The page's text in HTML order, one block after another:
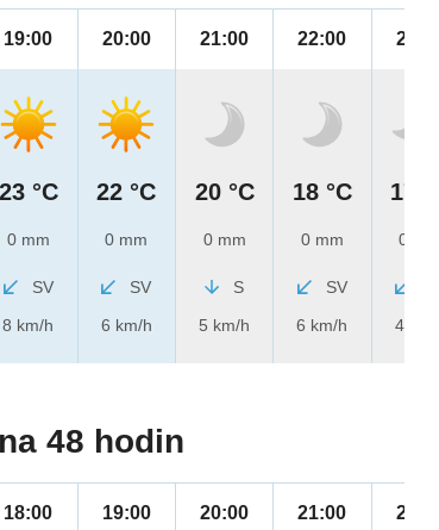
19:00
23 °C
0 mm
SV
8 km/h
20:00
22 °C
0 mm
SV
6 km/h
21:00
20 °C
0 mm
S
5 km/h
22:00
18 °C
0 mm
SV
6 km/h
23:00
17 °C
0 mm
4 km/h
48 hodin
18:00 19:00 20:00 21:00 22:00